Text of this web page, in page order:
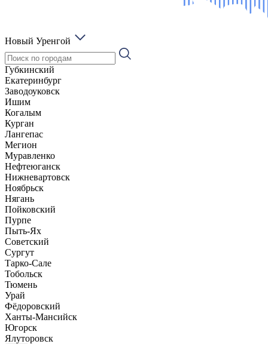
Новый Уренгой
Губкинский
Екатеринбург
Заводоуковск
Ишим
Когалым
Курган
Лангепас
Мегион
Муравленко
Нефтеюганск
Нижневартовск
Ноябрьск
Нягань
Пойковский
Пурпе
Пыть-Ях
Советский
Сургут
Тарко-Сале
Тобольск
Тюмень
Урай
Фёдоровский
Ханты-Мансийск
Югорск
Ялуторовск